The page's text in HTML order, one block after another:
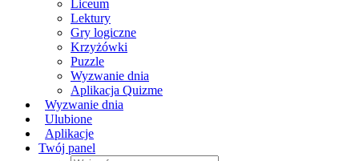
Liceum
Lektury
Gry logiczne
Krzyżówki
Puzzle
Wyzwanie dnia
Aplikacja Quizme
Wyzwanie dnia
Ulubione
Aplikacje
Twój panel